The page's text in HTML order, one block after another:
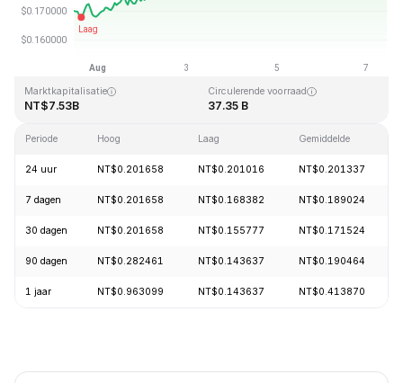
Laatst bijgewerkt: 2026-08-07, 10:14 GMT+0
NT$0.019253
Marktkapitalisatie
NT$7.53B
Circulerende voorraad
37.35 B
Periode Hoog Laag Gemiddelde
24 uur NT$0.201658 NT$0.201016 NT$0.201337
7 dagen NT$0.201658 NT$0.168382 NT$0.189024
30 dagen NT$0.201658 NT$0.155777 NT$0.171524
90 dagen NT$0.282461 NT$0.143637 NT$0.190464
1 jaar NT$0.963099 NT$0.143637 NT$0.413870